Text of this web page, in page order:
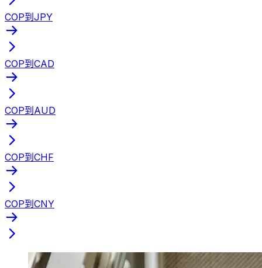
COP到JPY
COP到CAD
COP到AUD
COP到CHF
COP到CNY